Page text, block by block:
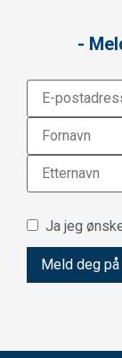
-
Ja jeg